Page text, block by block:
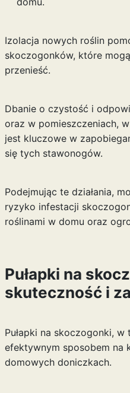
Izolacja nowych roślin
skoczogonków, które
przenieść.
Dbanie o czystość i
oraz w pomieszczeniach,
jest kluczowe w
się tych stawonogów.
Podejmując te działania,
ryzyko infestacji
roślinami w domu oraz
Pułapki na
skuteczność i
Pułapki na skoczogonki, w
efektywnym sposobem na
domowych doniczkach.